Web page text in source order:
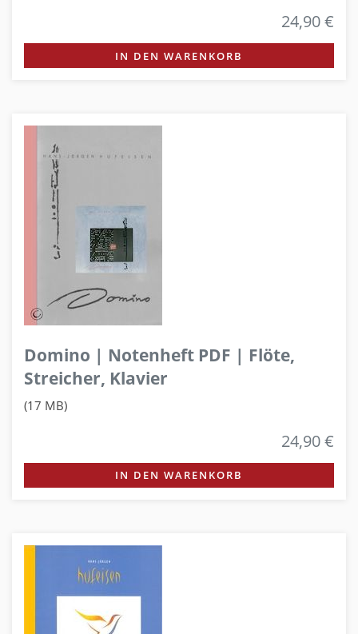
24,90 €
IN DEN WARENKORB
Domino | Notenheft PDF | Flöte,
Streicher, Klavier
(17 MB)
24,90 €
IN DEN WARENKORB